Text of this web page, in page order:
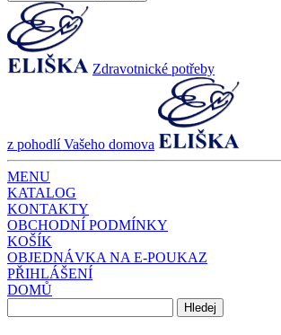
Zdravotnické potřeby
z pohodlí Vašeho domova
MENU
KATALOG
KONTAKTY
OBCHODNÍ PODMÍNKY
KOŠÍK
OBJEDNÁVKA NA E-POUKAZ
PŘIHLÁŠENÍ
DOMŮ